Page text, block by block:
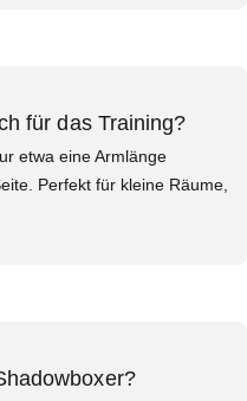
für das Training?
etwa eine Armlänge
Perfekt für kleine Räume,